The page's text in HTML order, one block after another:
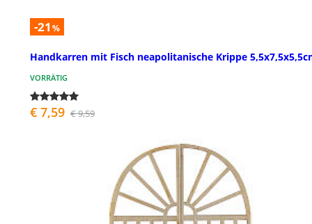
-21 %
Handkarren mit Fisch neapolitanische Krippe
VORRÄTIG
€ 7,59 € 9,59